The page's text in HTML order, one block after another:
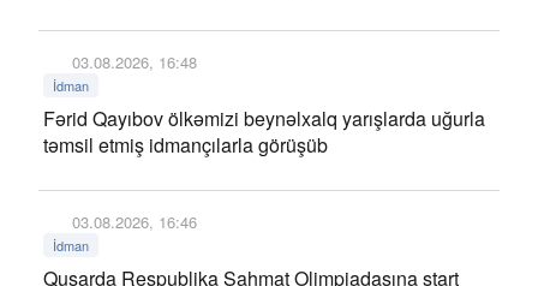
03.08.2026, 16:48
İdman
Fərid Qayıbov ölkəmizi beynəlxalq yarışlarda uğurla
təmsil etmiş idmançılarla görüşüb
03.08.2026, 16:46
İdman
Qusarda Respublika Şahmat Olimpiadasına start